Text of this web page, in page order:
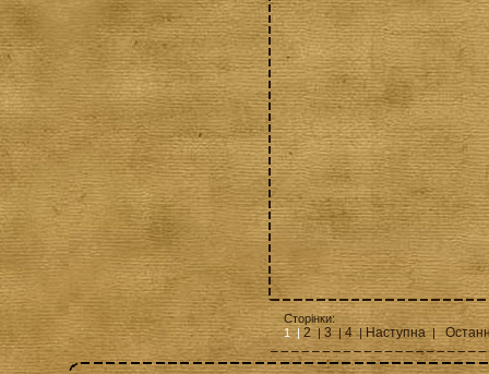
Сторінки:
1 | 2 | 3|4|Наступна|